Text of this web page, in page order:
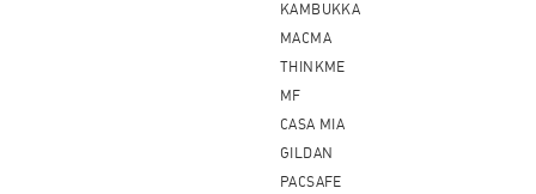
KAMBUKKA
MACMA
THINKME
MF
CASA MIA
GILDAN
PACSAFE